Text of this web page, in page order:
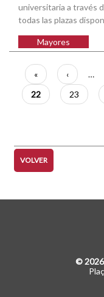
universitaria a través
todas las plazas
Mayores
Paginación
Primera
página
«
Página
anterior
‹ …
Página
actual
22 Página
23
VOLVER
©